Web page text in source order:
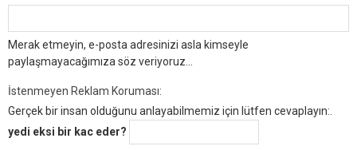
Merak etmeyin, e-posta adresinizi asla kimseyle
paylaşmayacağımıza söz veriyoruz...
İstenmeyen Reklam Koruması:
Gerçek bir insan olduğunu anlayabilmemiz için lütfen cevaplayın:.
yedi eksi bir kac eder?